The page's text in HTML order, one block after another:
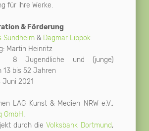
für ihre Werke.
& Förderung
Sundheim & Dagmar Lippok
Martin Heinritz
8 Jugendliche und (junge)
13 bis 52 Jahren
Juni 2021
LAG Kunst & Medien NRW e.V.,
GmbH.
durch die Volksbank Dortmund,